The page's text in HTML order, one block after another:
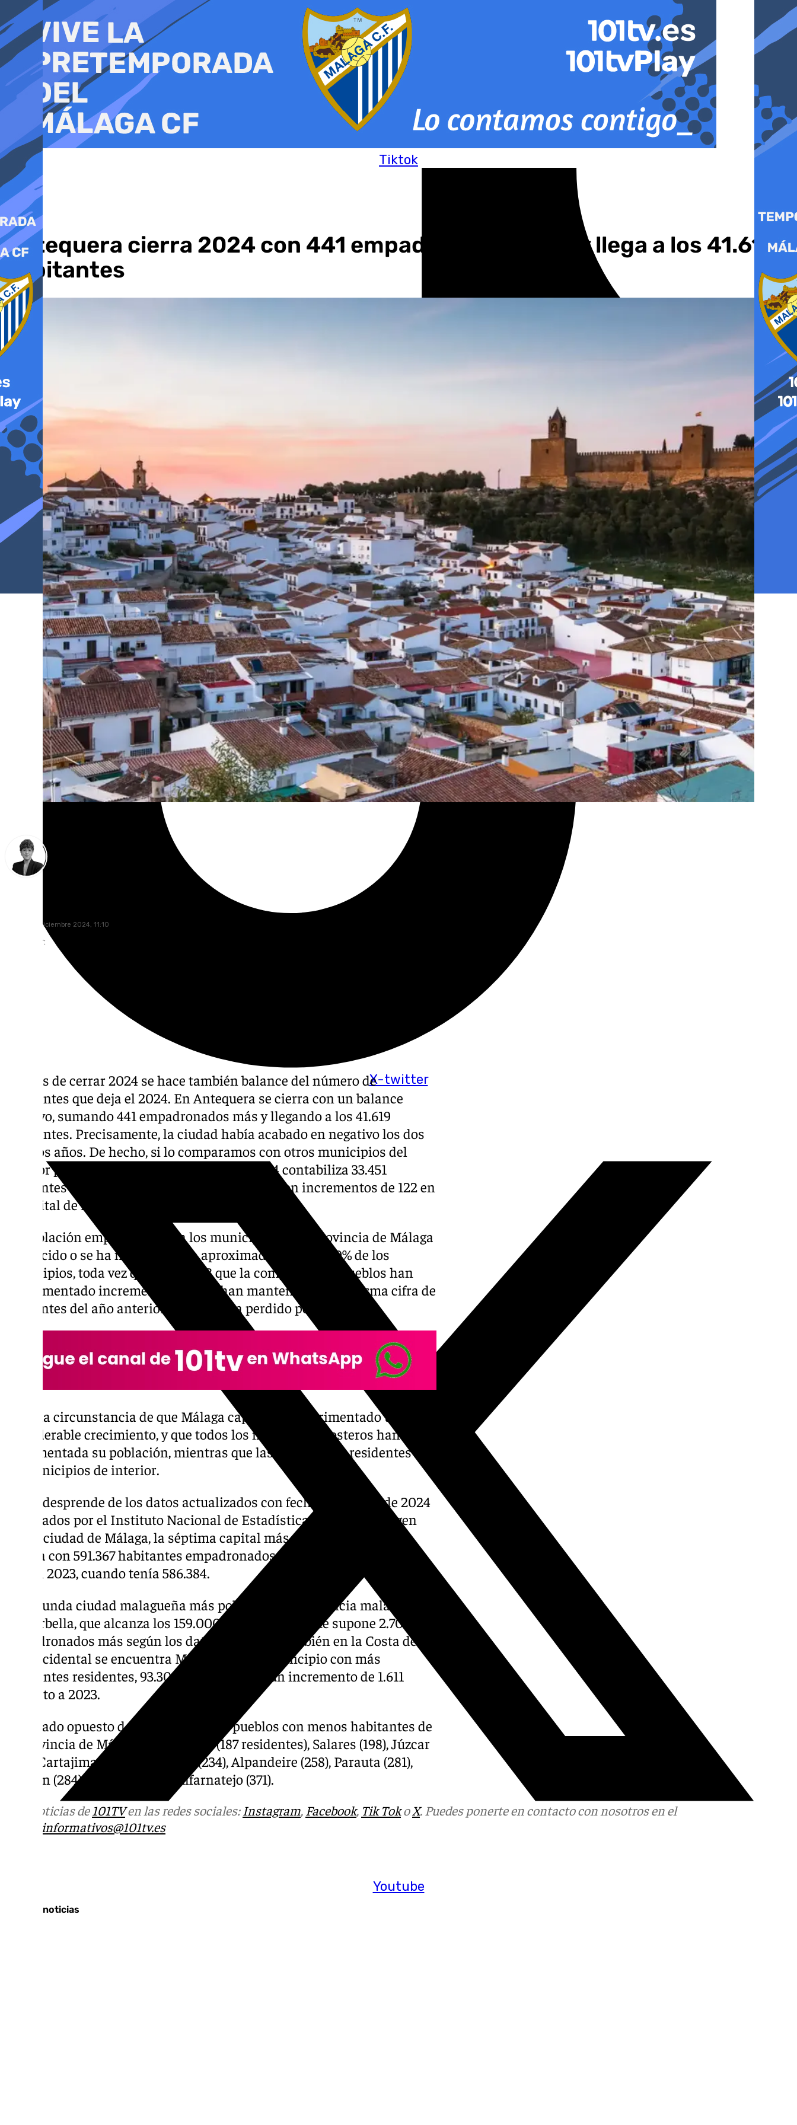
al
contenido
Tiktok
X-twitter
Youtube
Antequera cierra 2024 con 441 empadronados más, y llega a los 41.619
habitantes
jueves, 26 diciembre 2024, 11:10
Compartir:
Y antes de cerrar 2024 se hace también balance del número de
habitantes que deja el 2024. En Antequera se cierra con un balance
positivo, sumando 441 empadronados más y llegando a los 41.619
habitantes. Precisamente, la ciudad había acabado en negativo los dos
últimos años. De hecho, si lo comparamos con otros municipios del
interior podemos destacar Ronda que en 2024 contabiliza 33.451
residentes empadronados respectivamente, y con incrementos de 122 en
la capital de la Serranía.
La población empadronada en los municipios de la provincia de Málaga
ha crecido o se ha mantenido en aproximadamente el 70% de los
municipios, toda vez que de los 103 que la componen, 69 pueblos han
experimentado incrementos, dos se han mantenido en la misma cifra de
residentes del año anterior, y el resto ha perdido población.
Se da la circunstancia de que Málaga capital ha experimentado un
considerable crecimiento, y que todos los municipios costeros han visto
incrementada su población, mientras que las pérdidas de residentes son
en municipios de interior.
Así se desprende de los datos actualizados con fecha 1 de enero de 2024
publicados por el Instituto Nacional de Estadística (INE) que recogen
que la ciudad de Málaga, la séptima capital más poblada de España,
cuenta con 591.367 habitantes empadronados, lo que supone 5.253 más
que en 2023, cuando tenía 586.384.
La segunda ciudad malagueña más poblada de la provincia malagueña
es Marbella, que alcanza los 159.000 habitantes, lo que supone 2.705
empadronados más según los datos oficiales. También en la Costa del
Sol Occidental se encuentra Mijas, el tercer municipio con más
habitantes residentes, 93.302, lo que supone un incremento de 1.611
respecto a 2023.
En el lado opuesto de la tabla, los diez pueblos con menos habitantes de
la provincia de Málaga son: Atajate (187 residentes), Salares (198), Júzcar
(227), Cartajima (229), Benadalid (234), Alpandeire (258), Parauta (281),
Faraján (284), Pujerra (290) y Alfarnatejo (371).
Más noticias de 101TVen las redes sociales: Instagram, Facebook, Tik TokoX. Puedes ponerte en contacto con nosotros en el
informativos@101tv.es
Últimas noticias